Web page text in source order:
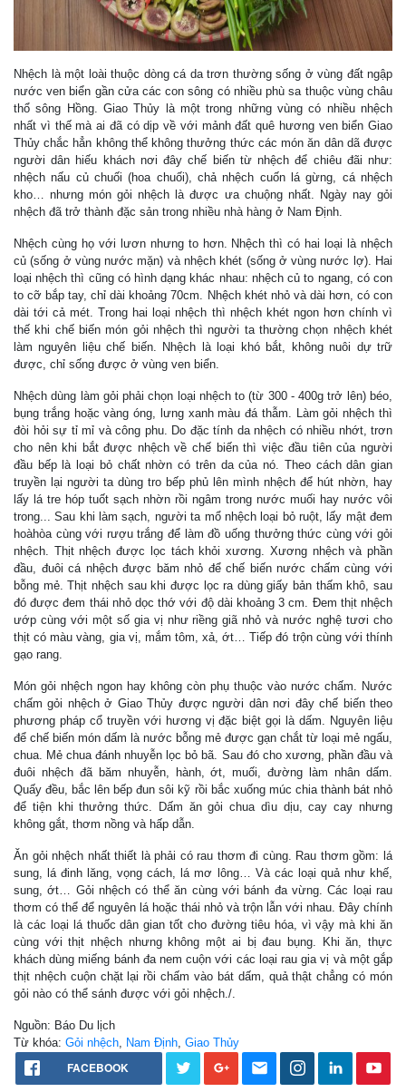
Nhệch là một loài thuộc dòng cá da trơn thường sống ở vùng đất ngập
nước ven biển gần cửa các con sông có nhiều phù sa thuộc vùng châu
thổ sông Hồng. Giao Thủy là một trong những vùng có nhiều nhệch
nhất vì thế mà ai đã có dịp về với mảnh đất quê hương ven biển Giao
Thủy chắc hẳn không thể không thưởng thức các món ăn dân dã được
người dân hiếu khách nơi đây chế biến từ nhệch để chiêu đãi như:
nhệch nấu củ chuối (hoa chuối), chả nhệch cuốn lá gừng, cá nhệch
kho… nhưng món gỏi nhệch là được ưa chuộng nhất. Ngày nay gỏi
nhệch đã trở thành đặc sản trong nhiều nhà hàng ở Nam Định.
Nhệch cùng họ với lươn nhưng to hơn. Nhệch thì có hai loại là nhệch
củ (sống ở vùng nước mặn) và nhệch khét (sống ở vùng nước lợ). Hai
loại nhệch thì cũng có hình dạng khác nhau: nhệch củ to ngang, có con
to cỡ bắp tay, chỉ dài khoảng 70cm. Nhệch khét nhỏ và dài hơn, có con
dài tới cả mét. Trong hai loại nhệch thì nhệch khét ngon hơn chính vì
thế khi chế biến món gỏi nhệch thì người ta thường chọn nhệch khét
làm nguyên liệu chế biến. Nhệch là loại khó bắt, không nuôi dự trữ
được, chỉ sống được ở vùng ven biển.
Nhệch dùng làm gỏi phải chọn loại nhệch to (từ 300 - 400g trở lên) béo,
bụng trắng hoặc vàng óng, lưng xanh màu đá thẫm. Làm gỏi nhệch thì
đòi hỏi sự tỉ mỉ và công phu. Do đặc tính da nhệch có nhiều nhớt, trơn
cho nên khi bắt được nhệch về chế biến thì việc đầu tiên của người
đầu bếp là loại bỏ chất nhờn có trên da của nó. Theo cách dân gian
truyền lại người ta dùng tro bếp phủ lên mình nhệch để hút nhờn, hay
lấy lá tre hóp tuốt sạch nhờn rồi ngâm trong nước muối hay nước vôi
trong... Sau khi làm sạch, người ta mổ nhệch loại bỏ ruột, lấy mật đem
hoàhòa cùng với rượu trắng để làm đồ uống thưởng thức cùng với gỏi
nhệch. Thịt nhệch được lọc tách khỏi xương. Xương nhệch và phần
đầu, đuôi cá nhệch được băm nhỏ để chế biến nước chấm cùng với
bỗng mẻ. Thịt nhệch sau khi được lọc ra dùng giấy bản thấm khô, sau
đó được đem thái nhỏ dọc thớ với độ dài khoảng 3 cm. Đem thịt nhệch
ướp cùng với một số gia vị như riềng giã nhỏ và nước nghệ tươi cho
thịt có màu vàng, gia vị, mắm tôm, xả, ớt… Tiếp đó trộn cùng với thính
gạo rang.
Món gỏi nhệch ngon hay không còn phụ thuộc vào nước chấm. Nước
chấm gỏi nhệch ở Giao Thủy được người dân nơi đây chế biến theo
phương pháp cổ truyền với hương vị đặc biệt gọi là dấm. Nguyên liệu
để chế biến món dấm là nước bỗng mẻ được gạn chắt từ loại mẻ ngấu,
chua. Mẻ chua đánh nhuyễn lọc bỏ bã. Sau đó cho xương, phần đầu và
đuôi nhệch đã băm nhuyễn, hành, ớt, muối, đường làm nhân dấm.
Quấy đều, bắc lên bếp đun sôi kỹ rồi bắc xuống múc chia thành bát nhỏ
để tiện khi thưởng thức. Dấm ăn gỏi chua dìu dịu, cay cay nhưng
không gắt, thơm nồng và hấp dẫn.
Ăn gỏi nhệch nhất thiết là phải có rau thơm đi cùng. Rau thơm gồm: lá
sung, lá đinh lăng, vọng cách, lá mơ lông… Và các loại quả như khế,
sung, ớt… Gỏi nhệch có thể ăn cùng với bánh đa vừng. Các loại rau
thơm có thể để nguyên lá hoặc thái nhỏ và trộn lẫn với nhau. Đây chính
là các loại lá thuốc dân gian tốt cho đường tiêu hóa, vì vậy mà khi ăn
cùng với thịt nhệch nhưng không một ai bị đau bụng. Khi ăn, thực
khách dùng miếng bánh đa nem cuộn với các loại rau gia vị và một gắp
thịt nhệch cuộn chặt lại rồi chấm vào bát dấm, quả thật chẳng có món
gỏi nào có thể sánh được với gỏi nhệch./.
Nguồn: Báo Du lịch
Từ khóa: Gỏi nhệch Nam Định Giao Thủy
FACEBOOK